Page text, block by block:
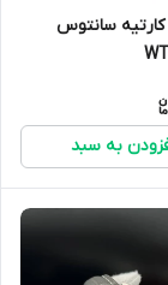
سانتوس
به سبد